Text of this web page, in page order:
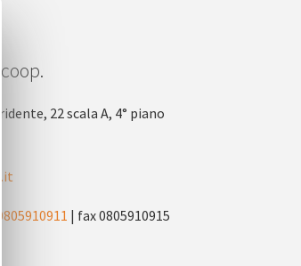
22 scala A, 4° piano
0805910911 | fax 0805910915